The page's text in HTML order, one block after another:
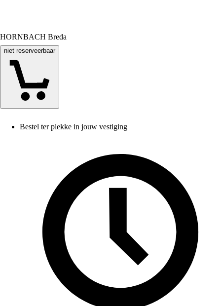
HORNBACH Breda
niet reserveerbaar
Bestel ter plekke in jouw vestiging